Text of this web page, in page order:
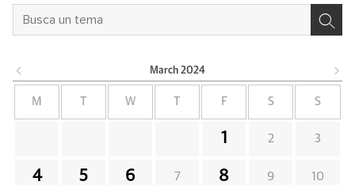
March 2024
M W F S S
1 2 3
4 5 6 7 8 9 10